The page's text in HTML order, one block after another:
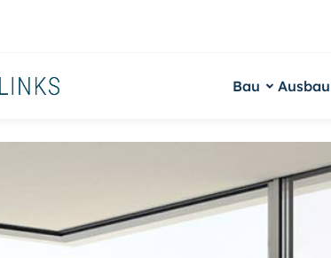
Bau Ausbau